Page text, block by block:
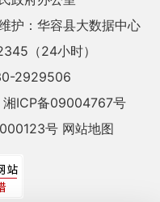
护：华容县大数据中心
（24小时）
2929506
湘ICP备09004767号
号 网站地图